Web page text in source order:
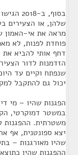
מראה את אי-האמון
פוחדת לפנות, לא
דחף אותי להביא
הזדמנות לדור
שנפתח וקיים עד
יכול גם להתקבל
הפגנות שהיו – מי
במשטר דמוקרטי,
משטרתית. ההפגנות
יצא ספונטנית, אף
שהיו מאורגנות –
ההפגנות שהיו